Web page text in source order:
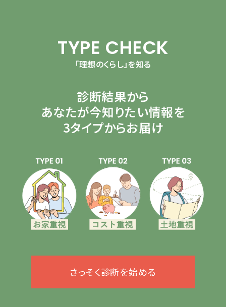
TYPE CHECK
「理想のくらし」を知る
診断結果から
あなたが今知りたい情報を
3タイプからお届け
さっそく診断を始める